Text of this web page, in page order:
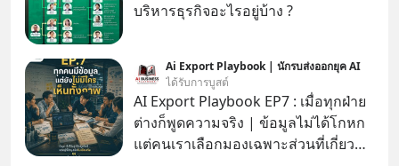
บริหารธุรกิจอะไรอยู่บ้าง ?
Ai Export Playbook | นักรบส่งออกยุค AI
ได้รับการบูสต์
AI Export Playbook EP7 : เมื่อทุกฝ่าย
ต่างก็พูดความจริง | ข้อมูลไม่ได้โกหก
แต่คนเราเลือกมองเฉพาะส่วนที่เกี่ยวกับ